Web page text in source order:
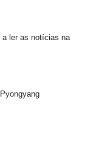
a ler as notícias na